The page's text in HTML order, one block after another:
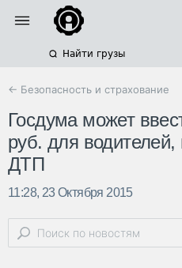
Найти грузы
← Безопасность и страхование
Госдума может
руб. для
ДТП
11:28, 23 Октября 2015